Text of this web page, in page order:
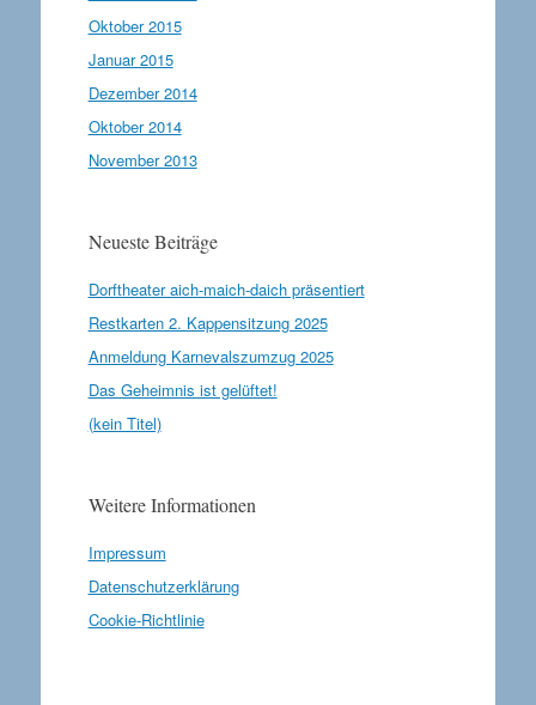
Oktober 2015
Januar 2015
Dezember 2014
Oktober 2014
November 2013
Neueste Beiträge
Dorftheater aich-maich-daich präsentiert
Restkarten 2. Kappensitzung 2025
Anmeldung Karnevalszumzug 2025
Das Geheimnis ist gelüftet!
(kein Titel)
Weitere Informationen
Impressum
Datenschutzerklärung
Cookie-Richtlinie